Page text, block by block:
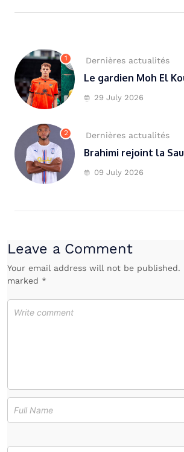
1 Dernières actualités
Le gardien Moh El
29 July 2026
2 Dernières actualités
Brahimi rejoint la
09 July 2026
Leave a Comment
Your email address will not be published.
marked *